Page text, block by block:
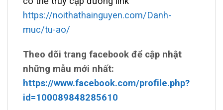
https://noithathainguyen.com/Danh-
muc/tu-ao/
Theo dõi trang facebook để cập nhật
những mẫu mới nhất:
https://www.facebook.com/profile.php?
id=100089848285610